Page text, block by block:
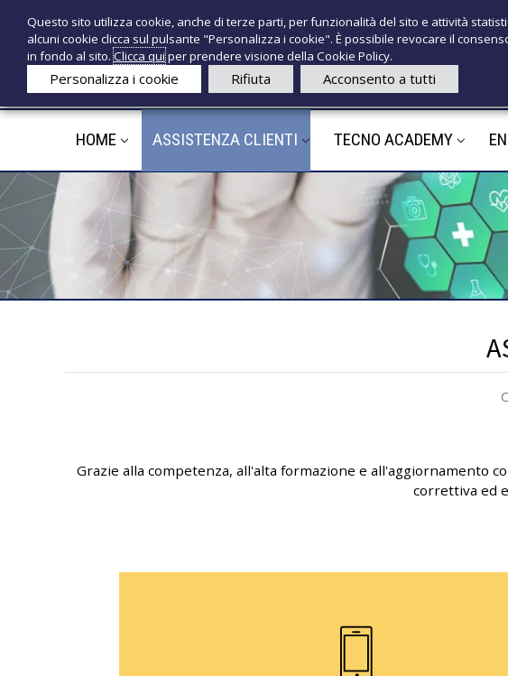
a
o
n
t
e
n
u
t
e
n
o
M
e
r
d
o
t
t
i
m
e
i
l
HOME ASSISTENZA CLIENTI TECNO ACADEMY
Grazie alla competenza, all'alta formazione e all'aggiornamento
correttiva ed
Questo sito utilizza cookie, anche di terze parti, per funzionalità del sito e attività
alcuni cookie clicca sul pulsante "Personalizza i cookie". È possibile revocare il
in fondo al sito.Clicca quiper prendere visione della Cookie Policy.
Personalizza i cookie Rifiuta Acconsento a tutti